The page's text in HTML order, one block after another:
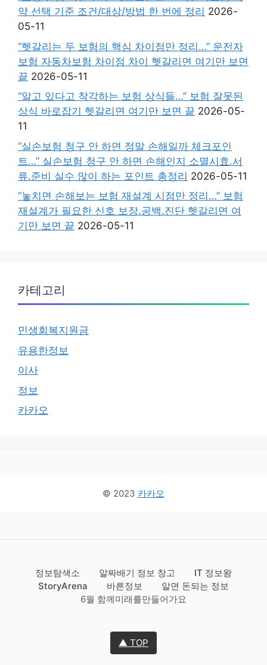
약 선택 기준 조건/대상/방법 한 번에 정리 2026-
05-11
“헷갈리는 두 보험의 핵심 차이점만 정리…” 운전자
보험 자동차보험 차이점 차이 헷갈리면 여기만 보면
끝 2026-05-11
“알고 있다고 착각하는 보험 상식들…” 보험 잘못된
상식 바로잡기 헷갈리면 여기만 보면 끝 2026-05-
11
“실손보험 청구 안 하면 정말 손해일까 체크포인
트…” 실손보험 청구 안 하면 손해인지 소멸시효.서
류.준비 실수 많이 하는 포인트 총정리 2026-05-11
“놓치면 손해보는 보험 재설계 시점만 정리…” 보험
재설계가 필요한 신호 보장.공백.진단 헷갈리면 여
기만 보면 끝 2026-05-11
카테고리
민생회복지원금
유용한정보
이사
정보
카카오
© 2023 카카오
정보탐색소 알짜배기 정보 창고
IT 정보왕
StoryArena
바른정보
알면 돈되는 정보
6월 함께미래를만들어가요
▲ TOP